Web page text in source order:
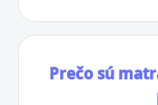
Prečo sú